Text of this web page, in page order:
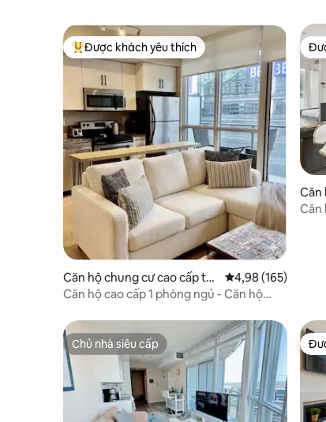
Được khách yêu thích nhất
Được khách yêu thích
Căn hộ chung cư cao cấp tại
Toronto
Xếp hạng trung
4,98 (165)
Căn hộ cao cấp 1 phòng ngủ - Căn hộ
Căn
Căn
Chủ nhà siêu cấp
Chủ nhà siêu cấp